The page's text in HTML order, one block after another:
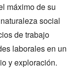
máximo de su
social
de trabajo
laborales en un
y exploración.